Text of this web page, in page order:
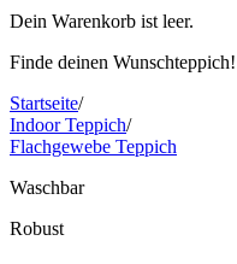
Dein Warenkorb ist leer.
Finde deinen Wunschteppich!
Startseite/
Indoor Teppich/
Flachgewebe Teppich
Waschbar
Robust